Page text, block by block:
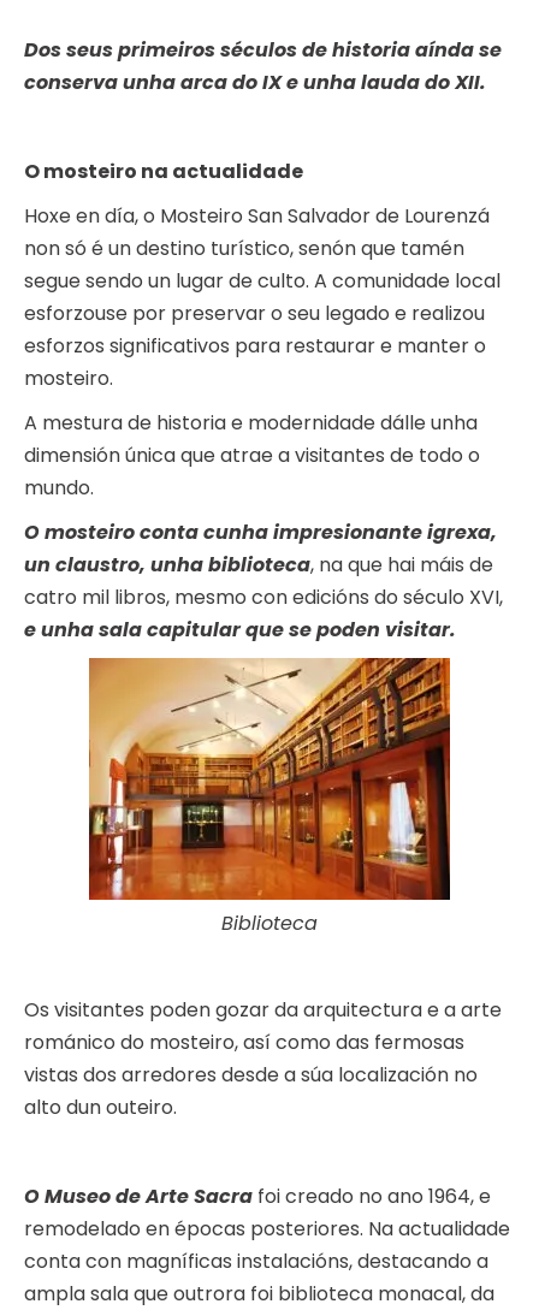
Dos seus primeiros séculos de historia aínda se
conserva unha arca do IX e unha lauda do XII.
O mosteiro na actualidade
Hoxe en día, o Mosteiro San Salvador de Lourenzá
non só é un destino turístico, senón que tamén
segue sendo un lugar de culto. A comunidade local
esforzouse por preservar o seu legado e realizou
esforzos significativos para restaurar e manter o
mosteiro.
A mestura de historia e modernidade dálle unha
dimensión única que atrae a visitantes de todo o
mundo.
O mosteiro conta cunha impresionante igrexa,
un claustro, unha biblioteca, na que hai máis de
catro mil libros, mesmo con edicións do século XVI,
e unha sala capitular que se poden visitar.
Biblioteca
Os visitantes poden gozar da arquitectura e a arte
románico do mosteiro, así como das fermosas
vistas dos arredores desde a súa localización no
alto dun outeiro.
O Museo de Arte Sacra foi creado no ano 1964, e
remodelado en épocas posteriores. Na actualidade
conta con magníficas instalacións, destacando a
ampla sala que outrora foi biblioteca monacal, da